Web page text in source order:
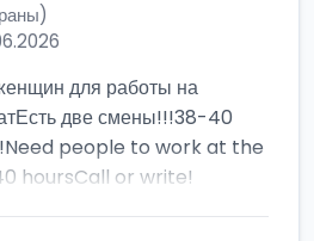
для работы на
две смены!!!38-40
people to work at the
hoursCall or write!